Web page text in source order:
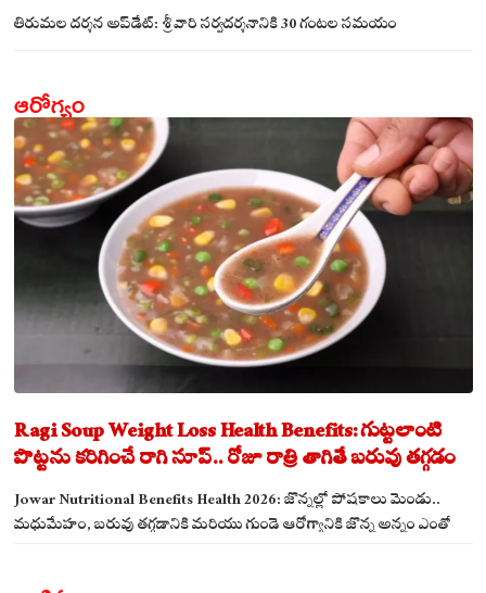
తిరుమల దర్శన అప్‌డేట్: శ్రీవారి సర్వదర్శనానికి 30 గంటల సమయం
ఆరోగ్యం
Ragi Soup Weight Loss Health Benefits: గుట్టలాంటి
పొట్టను కరిగించే రాగి సూప్.. రోజూ రాత్రి తాగితే బరువు తగ్గడం
ఖాయం!
Jowar Nutritional Benefits Health 2026: జొన్నల్లో పోషకాలు మెండు..
మధుమేహం, బరువు తగ్గడానికి మరియు గుండె ఆరోగ్యానికి జొన్న అన్నం ఎంతో